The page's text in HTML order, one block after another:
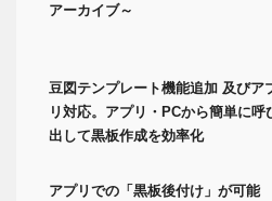
アーカイブ～
豆図テンプレート機能追加 及びア
リ対応。アプリ・PCから簡単に呼
出して黒板作成を効率化
アプリでの「黒板後付け」が可能